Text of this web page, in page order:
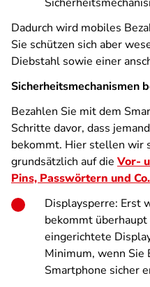
Dadurch wird mobiles
Sie schützen sich aber
Diebstahl sowie einer
Sicherheitsmechanismen
Bezahlen Sie mit dem
Schritte davor, dass
bekommt. Hier stellen wir
grundsätzlich auf die Vor-
Pins, Passwörtern und Co.
Displaysperre: Erst
bekommt
eingerichtete
Minimum, wenn Sie
Smartphone sicher